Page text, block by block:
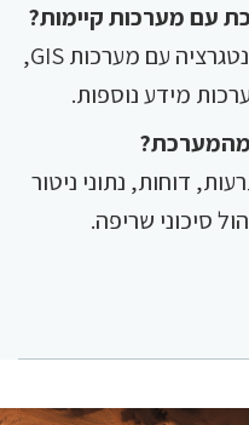
עם מערכות קיימות?
כן. המערכת תומכת באינטגרציה עם מערכות GIS,
מידע נוספות.
דוחות, נתוני ניטור
סיכוני שריפה.